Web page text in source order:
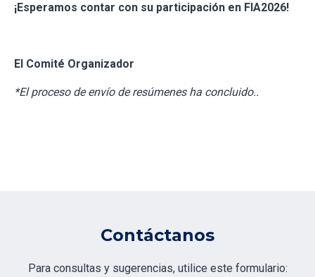
¡Esperamos contar con su participación en FIA2026!
El Comité Organizador
*El proceso de envío de resúmenes ha concluido..
Contáctanos
Para consultas y sugerencias, utilice este formulario: